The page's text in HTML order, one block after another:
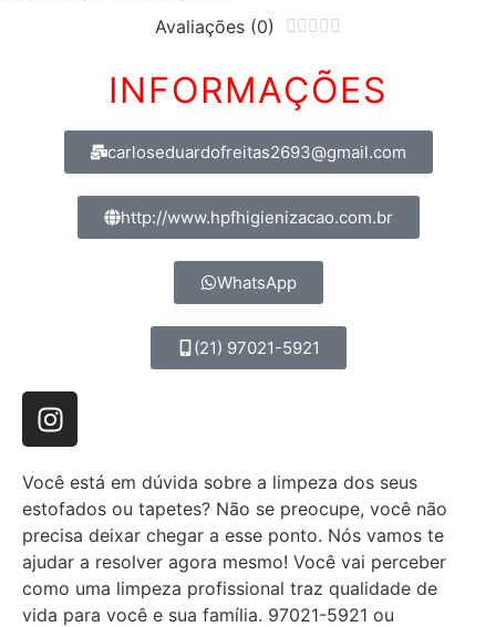
Avaliações (0)
    
INFORMAÇÕES
carloseduardofreitas2693@gmail.com
http://www.hpfhigienizacao.com.br
WhatsApp
(21) 97021-5921
Você está em dúvida sobre a limpeza dos seus
estofados ou tapetes? Não se preocupe, você não
precisa deixar chegar a esse ponto. Nós vamos te
ajudar a resolver agora mesmo! Você vai perceber
como uma limpeza profissional traz qualidade de
vida para você e sua família. 97021-5921 ou